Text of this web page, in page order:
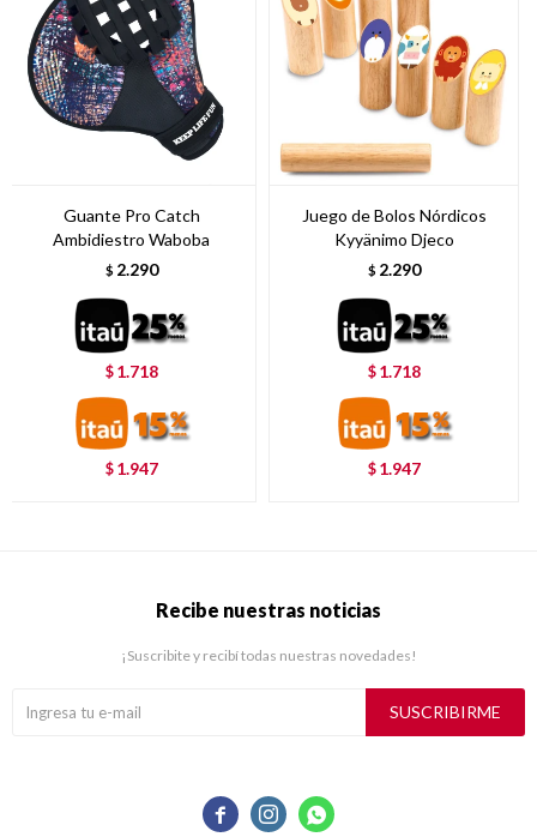
Guante Pro Catch
Ambidiestro Waboba
$ 2.290
$ 1.718
$ 1.947
Juego de Bolos Nórdicos
Kyyänimo Djeco
$ 2.290
$ 1.718
$ 1.947
  
Recibe nuestras noticias
¡Suscribite y recibí todas nuestras novedades!
SUSCRIBIRME